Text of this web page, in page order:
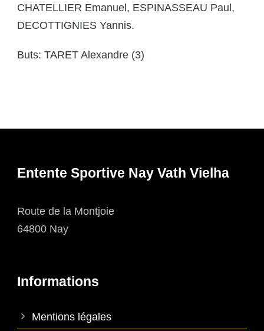
CHATELLIER Emanuel, ESPINASSEAU Paul,
DECOTTIGNIES Yannis.
Buts: TARET Alexandre (3)
Entente Sportive Nay Vath Vielha
Route de la Montjoie
64800 Nay
Informations
Mentions légales